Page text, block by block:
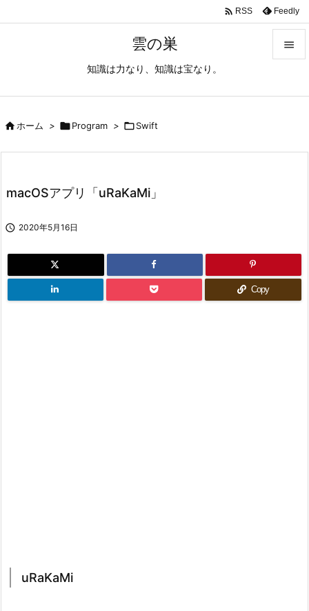
雲の巣
知識は力なり、知識は宝なり。

 RSS Feedly
ホーム > Program > Swift
macOSアプリ「uRaKaMi」
 2020年5月16日
Copy
uRaKaMi